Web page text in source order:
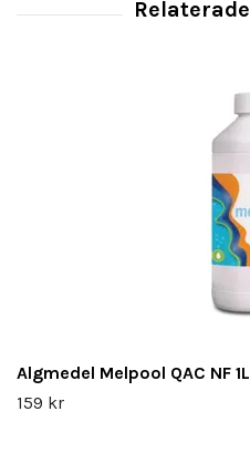
Algmedel Melpool QAC NF 1L
159 kr